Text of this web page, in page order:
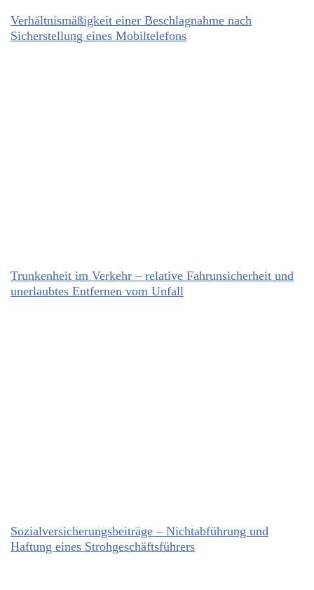
Verhältnismäßigkeit einer Beschlagnahme nach
Sicherstellung eines Mobiltelefons
Trunkenheit im Verkehr – relative Fahrunsicherheit und
unerlaubtes Entfernen vom Unfall
Sozialversicherungsbeiträge – Nichtabführung und
Haftung eines Strohgeschäftsführers